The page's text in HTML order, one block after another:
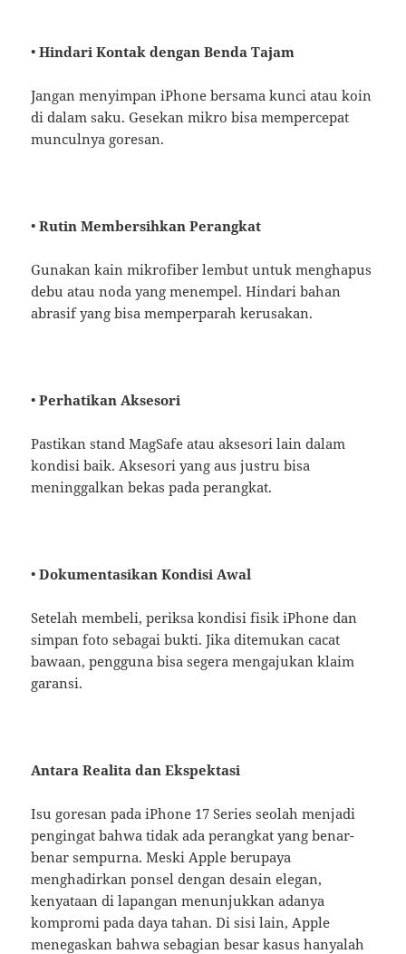
•Hindari Kontak dengan Benda Tajam
Jangan menyimpan iPhone bersama kunci atau koin
di dalam saku. Gesekan mikro bisa mempercepat
munculnya goresan.
•Rutin Membersihkan Perangkat
Gunakan kain mikrofiber lembut untuk menghapus
debu atau noda yang menempel. Hindari bahan
abrasif yang bisa memperparah kerusakan.
•Perhatikan Aksesori
Pastikan stand MagSafe atau aksesori lain dalam
kondisi baik. Aksesori yang aus justru bisa
meninggalkan bekas pada perangkat.
•Dokumentasikan Kondisi Awal
Setelah membeli, periksa kondisi fisik iPhone dan
simpan foto sebagai bukti. Jika ditemukan cacat
bawaan, pengguna bisa segera mengajukan klaim
garansi.
Antara Realita dan Ekspektasi
Isu goresan pada iPhone 17 Series seolah menjadi
pengingat bahwa tidak ada perangkat yang benar-
benar sempurna. Meski Apple berupaya
menghadirkan ponsel dengan desain elegan,
kenyataan di lapangan menunjukkan adanya
kompromi pada daya tahan. Di sisi lain, Apple
menegaskan bahwa sebagian besar kasus hanyalah